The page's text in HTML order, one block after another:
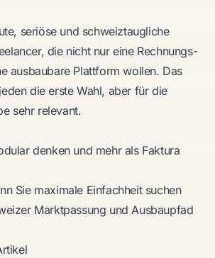
seriöse und schweiztaugliche
die nicht nur eine Rechnungs-
ausbaubare Plattform wollen. Das
die erste Wahl, aber für die
sehr relevant.
denken und mehr als Faktura
Sie maximale Einfachheit suchen
Marktpassung und Ausbaupfad